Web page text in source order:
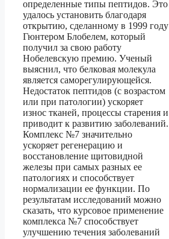
определенные типы пептидов. Это
удалось установить благодаря
открытию, сделанному в 1999 году
Гюнтером Блобелем, который
получил за свою работу
Нобелевскую премию. Ученый
выяснил, что белковая молекула
является саморегулирующейся.
Недостаток пептидов (с возрастом
или при патологии) ускоряет
износ тканей, процессы старения и
приводит к развитию заболеваний.
Комплекс №7 значительно
ускоряет регенерацию и
восстановление щитовидной
железы при самых разных ее
патологиях и способствует
нормализации ее функции. По
результатам исследований можно
сказать, что курсовое применение
комплекса №7 способствует
улучшению течения заболеваний